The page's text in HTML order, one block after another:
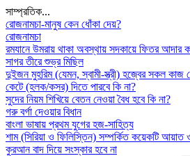
সাম্প্রতিক...
রোজনামচা-মানুষ কেন ধোঁকা দেয়?
রোজনামচা
রমযানে উমরায় থাকা অবস্থায় সদকায়ে ফিতর আদার
সাগর তীরে শুভ্র মিছিল
দুইজন মুহরিম (যেমন, স্বামী-স্ত্রী) হজ্বের সকল
কেটে (হলক/কসর) দিতে পারবে কি না?
সুদের নিয়ম শিখিয়ে বেতন নেওয়া বৈধ হবে কি না?
গরু বর্গা দেওয়ার বিধান
বাংলা ভাষায় প্রথম যুগের হজ-সাহিত্য
শাম (সিরিয়া ও ফিলিস্তিন) সম্পর্কিত কয়েকটি আয়াত
কুরআন বাদ দিয়ে সংস্কার হবে না